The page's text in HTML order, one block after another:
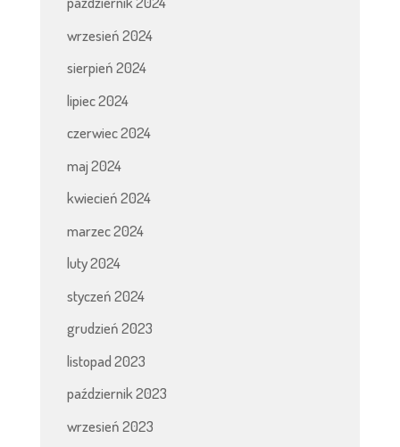
wrzesień 2024
sierpień 2024
lipiec 2024
czerwiec 2024
maj 2024
kwiecień 2024
marzec 2024
luty 2024
styczeń 2024
grudzień 2023
listopad 2023
październik 2023
wrzesień 2023